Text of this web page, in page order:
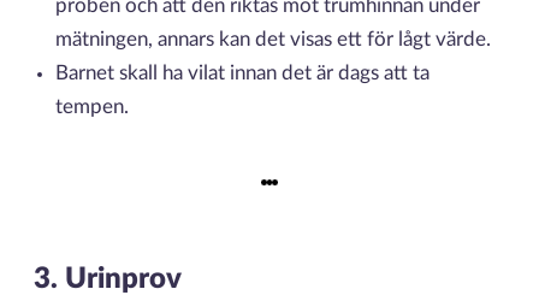
proben och att den riktas mot trumhinnan under
mätningen, annars kan det visas ett för lågt värde.
Barnet skall ha vilat innan det är dags att ta
tempen.
3. Urinprov